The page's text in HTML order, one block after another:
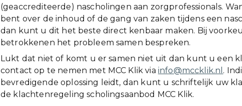
(geaccrediteerde) nascholingen aan zorgprofessionals.
bent over de inhoud of de gang van zaken tijdens een
dan kunt u dit het beste direct kenbaar maken. Bij
betrokkenen het probleem samen bespreken.
Lukt dat niet of komt u er samen niet uit dan kunt u een
contact op te nemen met MCC Klik via info@mccklik.nl .
bevredigende oplossing leidt, dan kunt u schriftelijk uw
de klachtenregeling scholingsaanbod MCC Klik.